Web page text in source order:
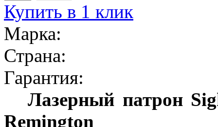
Купить в 1 клик
Марка:
Страна:
Гарантия:
Лазерный патрон
Remington